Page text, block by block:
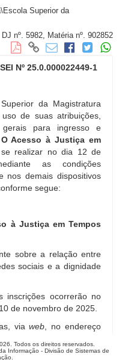
Superior da
DJ nº. 5982, Matéria nº. 902852
Nº 25.0.000022449-1
da Magistratura
de suas atribuições,
para ingresso e
O Acessoà Justiça em
realizar no dia 12 de
as condições
nos demais dispositivos
segue:
à Justiça em Tempos
sobre a relação entre
sociais e a dignidade
inscrições ocorrerão no
de novembro de 2025.
viaweb , no endereço
magistrados(as),
Todos os direitos reservados.
Informação - Divisão de Sistemas de